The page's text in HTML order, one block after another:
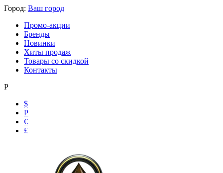
Город: Ваш город
Промо-акции
Бренды
Новинки
Хиты продаж
Товары со скидкой
Контакты
Р
$
Р
€
£